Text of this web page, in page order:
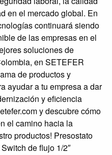
en el mercado global. En
continuará siendo
de las empresas en el
soluciones de
en SETEFER
de productos y
ayudar a tu empresa a dar
y eficiencia
y descubre cómo
el camino hacia la
productos! Presostato
de flujo 1/2″